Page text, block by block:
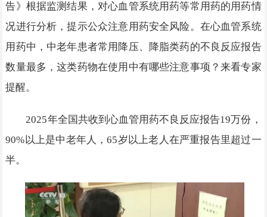
告》根据监测结果，对心血管系统用药等常用药的用药情
况进行分析，提示公众注意用药安全风险。在心血管系统
用药中，中老年患者常用降压、降脂类药的不良反应报告
数量最多，这类药物在使用中有哪些注意事项？来看专家
提醒。
2025年全国共收到心血管用药不良反应报告19万份，
90%以上是中老年人，65岁以上老人在严重报告里超过一
半。